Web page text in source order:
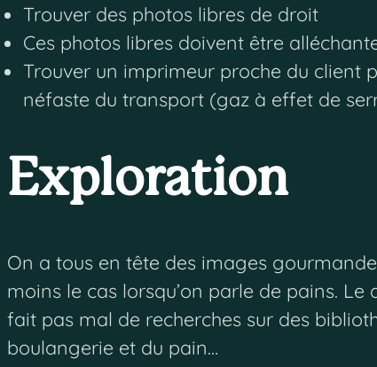
Trouver des photos libres de droit
Ces photos libres doivent être
Trouver un imprimeur proche du client
néfaste du transport (gaz à effet de
Exploration
On a tous en tête des images
moins le cas lorsqu’on parle de pains.
fait pas mal de recherches sur des
boulangerie et du pain…